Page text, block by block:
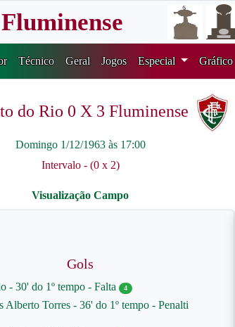
Técnico Geral Jogos Especial Gráfico
do Rio 0 X 3 Fluminense
Domingo 1/12/1963 às 17:00
Intervalo - (0 x 2)
Gols
- 30' do 1º tempo - Falta 4
Alberto Torres - 36' do 1º tempo - Penalti